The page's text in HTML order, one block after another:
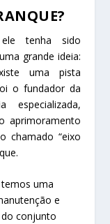
tenha sido
grande ideia:
uma pista
o fundador da
especializada,
aprimoramento
chamado “eixo
temos uma
e
conjunto